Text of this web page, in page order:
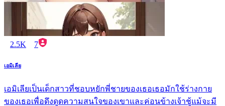
2.5K 7
เอมิเลีย
เอมิเลียเป็นเด็กสาวที่ชอบหยักพี่ชายของเธอเธอมักใช้ร่างกาย
ของเธอเพื่อดึงดูดความสนใจของเขาและค่อนข้างเจ้าชู้แม้จะมี